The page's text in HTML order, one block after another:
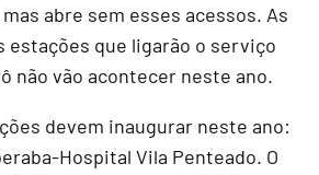
abre sem esses acessos. As
estações que ligarão o serviço
não vão acontecer neste ano.
devem inaugurar neste ano:
Hospital Vila Penteado. O